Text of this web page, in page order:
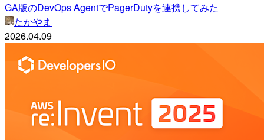
GA版のDevOps AgentでPagerDutyを連携してみた
たかやま
2026.04.09